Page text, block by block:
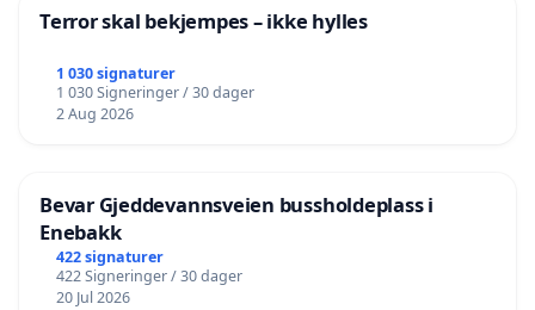
Terror skal bekjempes – ikke hylles
1 030 signaturer
1 030 Signeringer / 30 dager
2 Aug 2026
Bevar Gjeddevannsveien bussholdeplass i
Enebakk
422 signaturer
422 Signeringer / 30 dager
20 Jul 2026